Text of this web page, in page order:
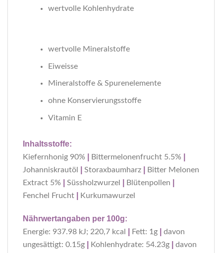
wertvolle Kohlenhydrate
wertvolle Mineralstoffe
Eiweisse
Mineralstoffe & Spurenelemente
ohne Konservierungsstoffe
Vitamin E
Inhaltsstoffe:
Kiefernhonig 90% Bittermelonenfrucht 5.5%
Johanniskrautöl Storaxbaumharz
Bitter Melonen
Extract 5%
Süssholzwurzel Blütenpollen
Fenchel Frucht Kurkumawurzel
Nährwertangaben per 100g:
Energie: 937.98 kJ; 220,7 kcal Fett: 1g
davon
ungesättigt: 0.15g
Kohlenhydrate: 54.23g
davon